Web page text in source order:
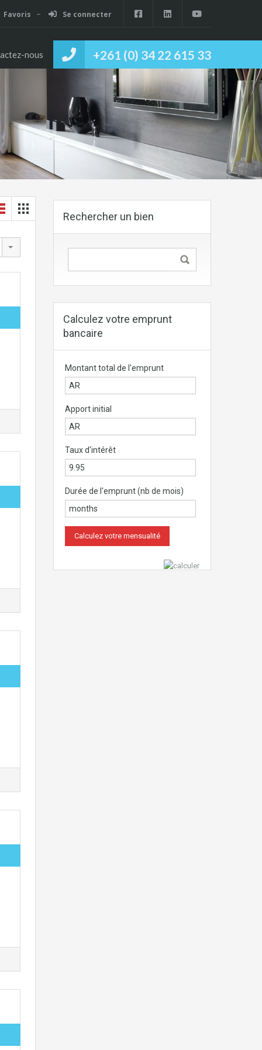
Favoris Se connecter
+261 (0) 34 22 615 33
nous
Rechercher un bien
Calculez votre emprunt
bancaire
Montant total de l'emprunt
Apport initial
Taux d'intérêt
Durée de l'emprunt (nb de mois)